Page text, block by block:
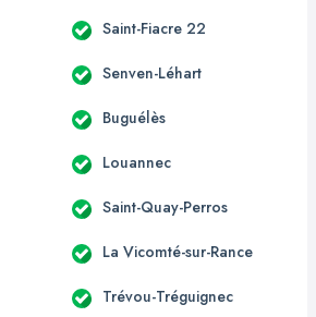
Saint-Fiacre 22
Senven-Léhart
Buguélès
Louannec
Saint-Quay-Perros
La Vicomté-sur-Rance
Trévou-Tréguignec